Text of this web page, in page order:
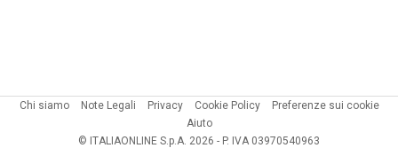
Chi siamo Note Legali Privacy Cookie Policy
Preferenze sui cookie
Aiuto
© ITALIAONLINE S.p.A. 2026 - P. IVA 03970540963